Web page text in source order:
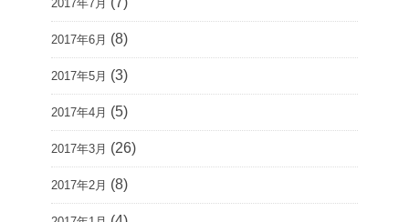
2017年7月
2017年6月 (8)
2017年5月 (3)
2017年4月 (5)
2017年3月 (26)
2017年2月 (8)